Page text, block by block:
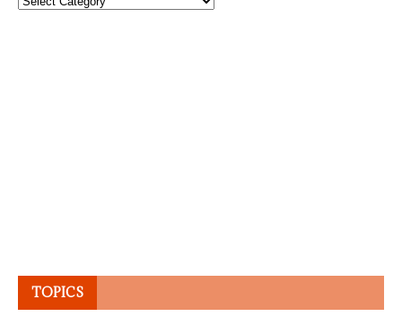
TOPICS